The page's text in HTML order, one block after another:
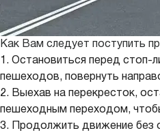
Как Вам следует поступить
1. Остановиться перед стоп-
пешеходов, повернуть
2. Выехав на перекресток,
пешеходным переходом,
3. Продолжить движение без